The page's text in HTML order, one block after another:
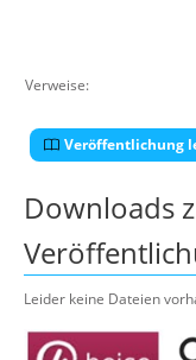
Verweise:
Veröffentlichung
Downloads
Leider keine Dateien